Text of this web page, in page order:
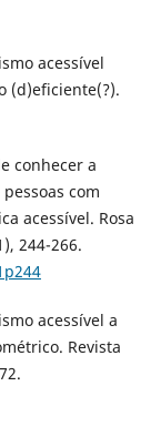
acessível
(d)eficiente(?).
conhecer a
com
acessível. Rosa
244-266.
acessível a
Revista